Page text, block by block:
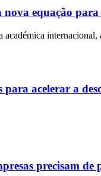
equação
académica
acelerar a
precisam